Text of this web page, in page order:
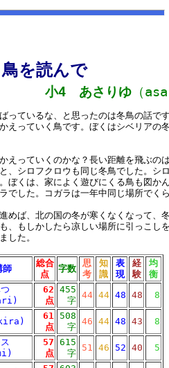
を読んで
小4 あさりゆ （
っているな、と思ったのは冬鳥の話で
えっていく鳥です。ぼくはシベリアの
えっていくのかな？長い距離を飛ぶの
、シロフクロウも同じ冬鳥でした。シ
ぼくは、家によく遊びにくる鳥も図か
でした。コガラは一年中同じ場所でく
めば、北の国の冬が寒くなくなって、
、もしかしたら凉しい場所に引っこし
した。
師
総合
点
字数
思
考
知
識
表
現
経
験
均
衡
62
点
455
字
44 44 48 48
8
61
点
508
字
46 44 48 43
8
57
点
615
字
51 46 52 40
5